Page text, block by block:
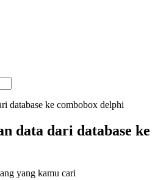
database ke combobox delphi
data dari database ke
yang kamu cari